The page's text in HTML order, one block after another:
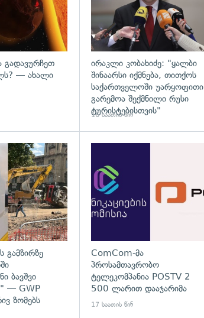
— ახალი
ირაკლი კობახიძე: "ყალბი
შინაარსი იქმნება, თითქოს
საქართველოში უარყოფითი
გარემოა შექმნილი რუსი
ტურისტებისთვის"
16 საათის წინ
გამზირზე
ბავშვი
— GWP
ზომებს
ComCom-მა
პროსამთავრობო
ტელეკომპანია POSTV 2
500 ლარით დააჯარიმა
17 საათის წინ